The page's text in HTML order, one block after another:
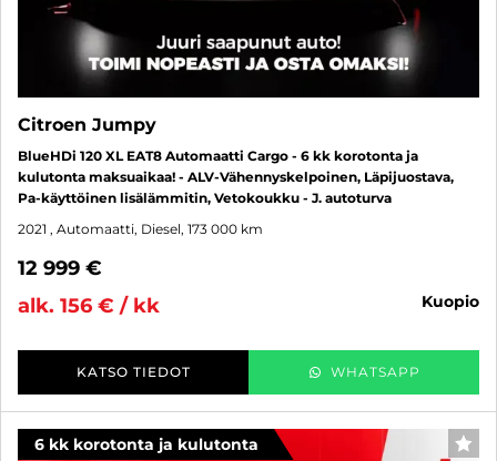
Citroen Jumpy
BlueHDi 120 XL EAT8 Automaatti Cargo - 6 kk korotonta ja
kulutonta maksuaikaa! - ALV-Vähennyskelpoinen, Läpijuostava,
Pa-käyttöinen lisälämmitin, Vetokoukku - J. autoturva
2021 , Automaatti, Diesel, 173 000 km
12 999 €
alk. 156 € / kk
kuopio
KATSO TIEDOT WHATSAPP
6 kk korotonta ja kulutonta